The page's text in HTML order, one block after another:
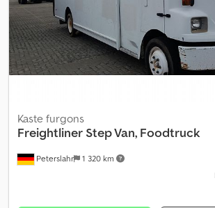
sildītājs, stūres pastiprinātājs, vannas istaba,
vilces kontroles sistēma, vissezonu riepas,
Peterslahr 1 320 km
Kaste furgons
Freightliner Step Van, Foodtruck